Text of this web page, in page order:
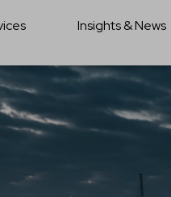
Insights & News